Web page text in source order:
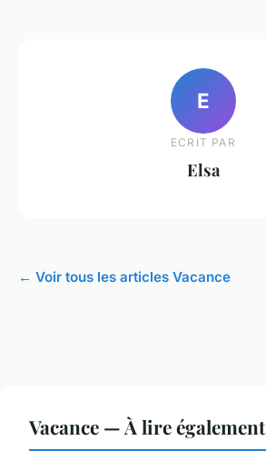
E
ECRIT PAR
Elsa
← Voir tous les articles Vacance
Vacance — À lire également